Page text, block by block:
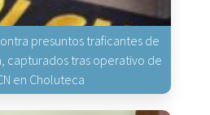
presuntos traficantes de
capturados tras operativo de
en Choluteca